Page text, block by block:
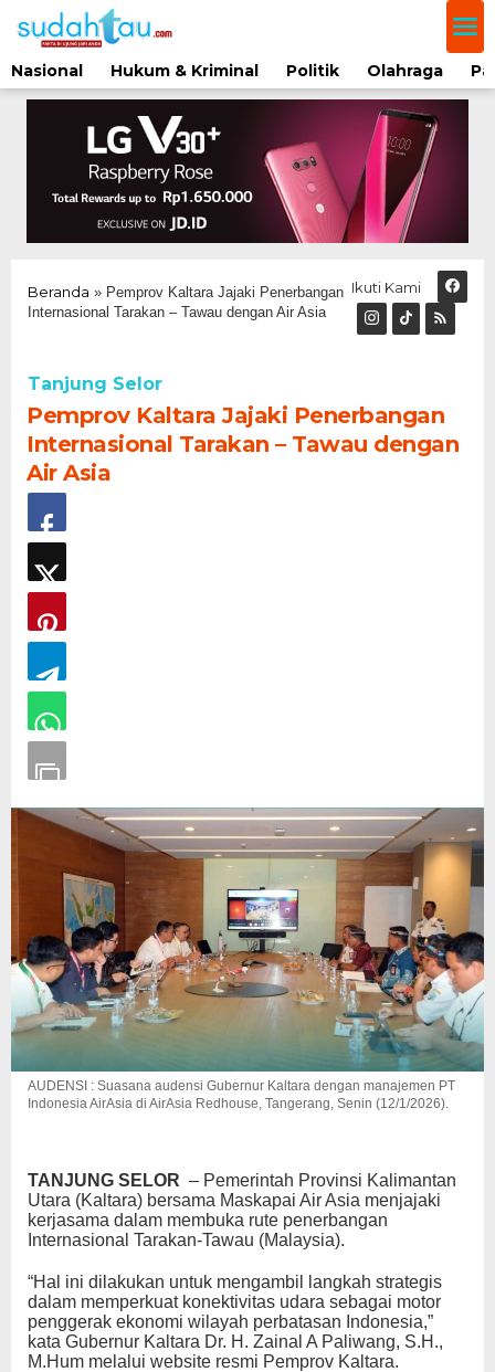
ke
konten
Nasional
Hukum & Kriminal Politik Olahraga
Beranda » Pemprov Kaltara Jajaki Penerbangan
Internasional Tarakan – Tawau dengan Air Asia
Ikuti Kami
Tanjung Selor
Pemprov Kaltara Jajaki Penerbangan
Internasional Tarakan – Tawau dengan
Air Asia
AUDENSI : Suasana audensi Gubernur Kaltara dengan manajemen PT
Indonesia AirAsia di AirAsia Redhouse, Tangerang, Senin (12/1/2026).
TANJUNG SELOR – Pemerintah Provinsi Kalimantan
Utara (Kaltara) bersama Maskapai Air Asia menjajaki
kerjasama dalam membuka rute penerbangan
Internasional Tarakan-Tawau (Malaysia).
“Hal ini dilakukan untuk mengambil langkah strategis
dalam memperkuat konektivitas udara sebagai motor
penggerak ekonomi wilayah perbatasan Indonesia,”
kata Gubernur Kaltara Dr. H. Zainal A Paliwang, S.H.,
M.Hum melalui website resmi Pemprov Kaltara.